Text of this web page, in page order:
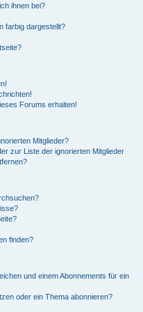
ihnen bei?
farbig dargestellt?
Forums erhalten!
Mitglieder?
zur Liste der ignorierten Mitglieder
finden?
und einem Abonnements für ein
oder ein Thema abonnieren?